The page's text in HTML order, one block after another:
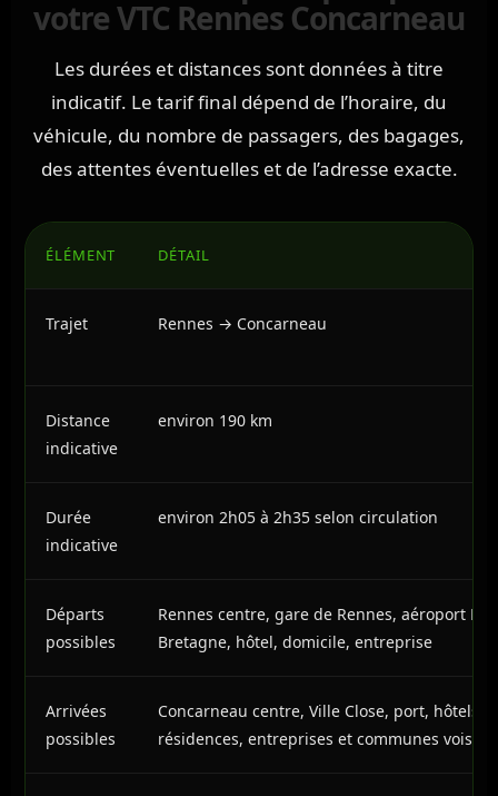
votre VTC Rennes Concarneau
Les durées et distances sont données à titre
indicatif. Le tarif final dépend de l’horaire, du
véhicule, du nombre de passagers, des bagages,
des attentes éventuelles et de l’adresse exacte.
ÉLÉMENT DÉTAIL
Trajet Rennes → Concarneau
Distance
indicative
environ 190 km
Durée
indicative
environ 2h05 à 2h35 selon circulation
Départs
possibles
Rennes centre, gare de Rennes, aéroport
Bretagne, hôtel, domicile, entreprise
Arrivées
possibles
Concarneau centre, Ville Close, port, hôtels,
résidences, entreprises et communes